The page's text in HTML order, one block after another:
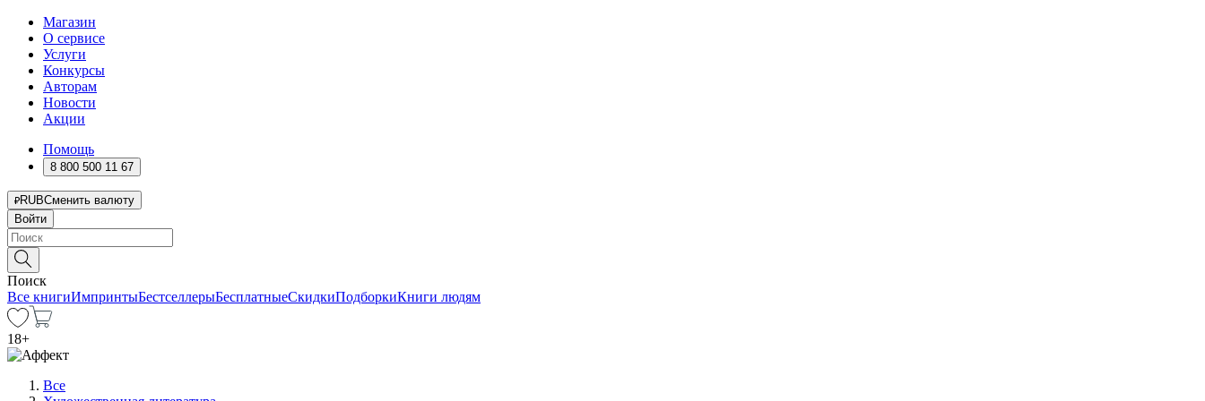
Магазин
О сервисе
Услуги
Конкурсы
Авторам
Новости
Акции
Помощь
8 800 500 11 67
RUBСменить валюту
Войти
Поиск
Все книгиИмпринтыБестселлерыБесплатныеСкидкиПодборкиКниги людям
18+
Все